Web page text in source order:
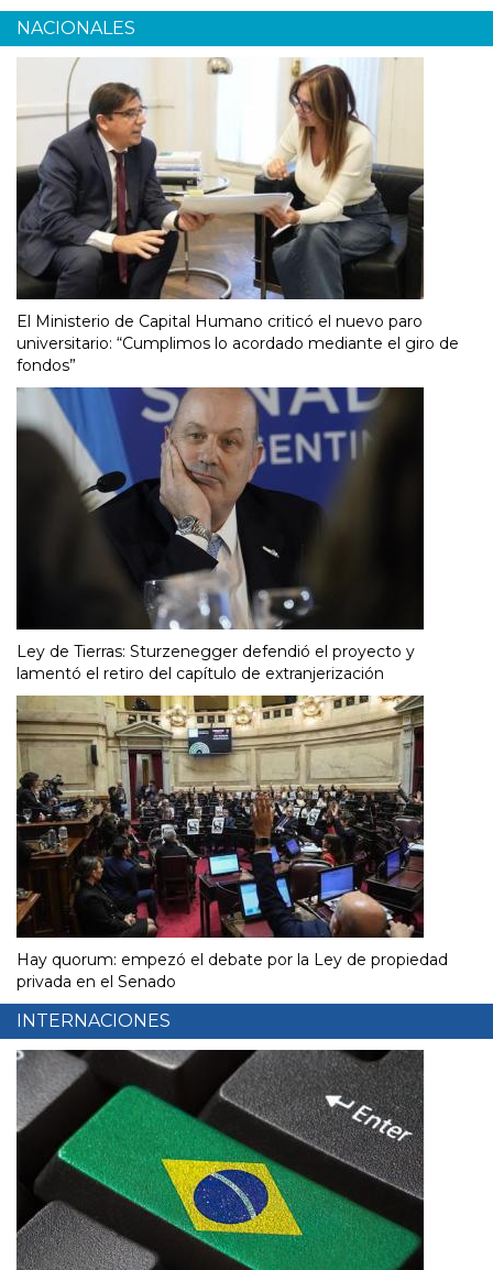
NACIONALES
El Ministerio de Capital Humano criticó el nuevo paro
universitario: “Cumplimos lo acordado mediante el giro de
fondos”
Ley de Tierras: Sturzenegger defendió el proyecto y
lamentó el retiro del capítulo de extranjerización
Hay quorum: empezó el debate por la Ley de propiedad
privada en el Senado
INTERNACIONES